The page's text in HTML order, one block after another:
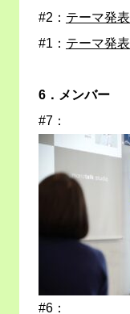
#2： テーマ発表
#1： テーマ発表
6．メンバー
#7：
#6：